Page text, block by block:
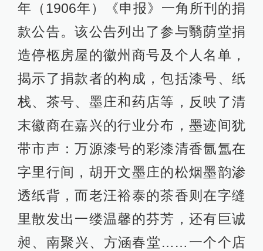
年（1906年）《申报》一角所刊的捐
款公告。该公告列出了参与翳荫堂捐
造停柩房屋的徽州商号及个人名单，
揭示了捐款者的构成，包括漆号、纸
栈、茶号、墨庄和药店等，反映了清
末徽商在嘉兴的行业分布，墨迹间犹
带市声：万源漆号的彩漆清香氤氲在
字里行间，胡开文墨庄的松烟墨韵渗
透纸背，而老汪裕泰的茶香则在字缝
里散发出一缕温馨的芬芳，还有巨诚
昶、南聚兴、方涵春堂……一个个店